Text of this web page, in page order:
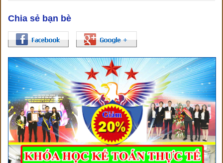
Chia sẻ bạn bè